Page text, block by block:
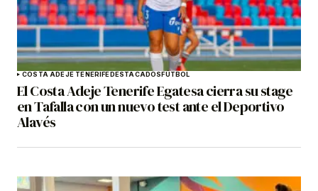
COSTA ADEJE TENERIFE DESTACADOS FÚTBOL
El Costa Adeje Tenerife Egatesa cierra su stage
en Tafalla con un nuevo test ante el Deportivo
Alavés